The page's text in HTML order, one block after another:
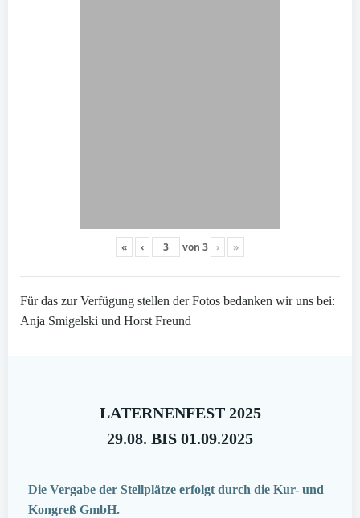
« ‹ von 3 › »
Für das zur Verfügung stellen der Fotos bedanken wir uns bei:
Anja Smigelski und Horst Freund
LATERNENFEST 2025
29.08. BIS 01.09.2025
Die Vergabe der Stellplätze erfolgt durch die Kur- und
Kongreß GmbH.